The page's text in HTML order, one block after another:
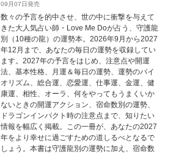
09月07日発売
数々の予言を的中させ、世の中に衝撃を与えて
きた大人気占い師・Love Me Doが占う、守護龍
別（10種の龍）の運勢本。2026年9月から2027
年12月まで、あなたの毎日の運勢を収録してい
ます。2027年の予言をはじめ、注意点や開運
法、基本性格、月運＆毎日の運勢、運勢のバイ
オリズム、総合運、恋愛運、仕事運、金運、健
康運、相性、オーラ、何をやってもうまくいか
ないときの開運アクション、宿命数別の運勢、
ドラゴンインパクト時の注意点まで、知りたい
情報を幅広く掲載。この一冊が、あなたの2027
年をより幸せに過ごすための道しるべとなるで
しょう。本書は守護龍別の運勢に加え、宿命数